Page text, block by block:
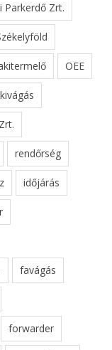
Parkerdő Zrt.
OEE
rendőrség
időjárás
favágás
forwarder